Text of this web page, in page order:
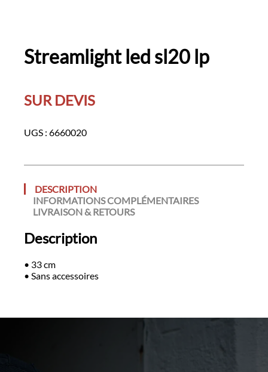
Streamlight led sl20 lp
SUR DEVIS
UGS : 6660020
DESCRIPTION
INFORMATIONS COMPLÉMENTAIRES
LIVRAISON & RETOURS
Description
• 33 cm
• Sans accessoires